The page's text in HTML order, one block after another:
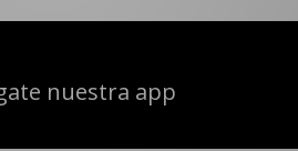
nuestra app